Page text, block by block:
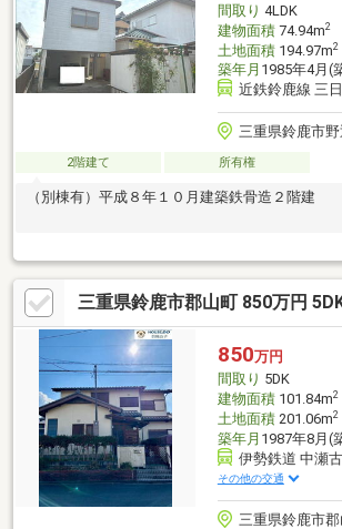
間取り 4LDK
建物面積74.94m2
土地面積194.97m2
築年月 1985年4月(
近鉄鈴鹿線 三
三重県鈴鹿市野
2階建て 所有権
（別棟有）平成８年１０月建築鉄骨造２階建
三重県鈴鹿市郡山町 850万円
850万円
間取り 5DK
建物面積101.84m2
土地面積201.06m2
築年月 1987年8月(
伊勢鉄道 中瀬
その他の交通
三重県鈴鹿市